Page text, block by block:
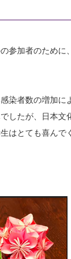
参加者のため
染者数の増加に
したが、日本文
はとても喜んで